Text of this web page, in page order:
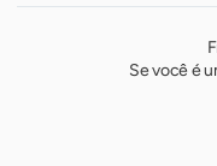
Se você é